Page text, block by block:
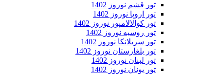
تور قشم نوروز 1402
تور اروپا نوروز 1402
تور کوالالامپور نوروز 1402
تور روسیه نوروز 1402
تور سریلانکا نوروز 1402
تور بلغارستان نوروز 1402
تور لبنان نوروز 1402
تور یونان نوروز 1402